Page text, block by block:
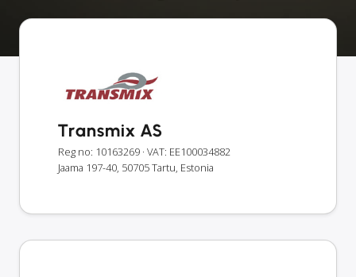
Transmix AS
Reg no: 10163269 · VAT: EE100034882
Jaama 197-40, 50705 Tartu, Estonia